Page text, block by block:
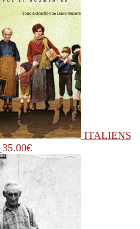
ITALIENS
35.00€